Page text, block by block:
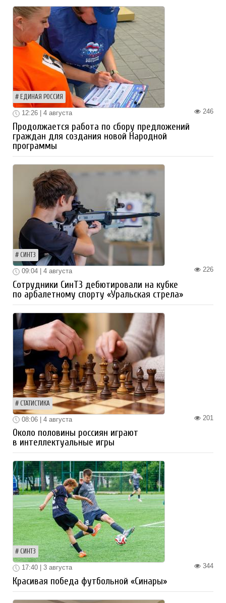
ЕДИНАЯ РОССИЯ
246
12:26 | 4 августа
Продолжается работа по сбору предложений
граждан для создания новой Народной
программы
СИНТЗ
226
09:04 | 4 августа
Сотрудники СинТЗ дебютировали на кубке
по арбалетному спорту «Уральская стрела»
СТАТИСТИКА
201
08:06 | 4 августа
Около половины россиян играют
в интеллектуальные игры
СИНТЗ
344
17:40 | 3 августа
Красивая победа футбольной «Синары»